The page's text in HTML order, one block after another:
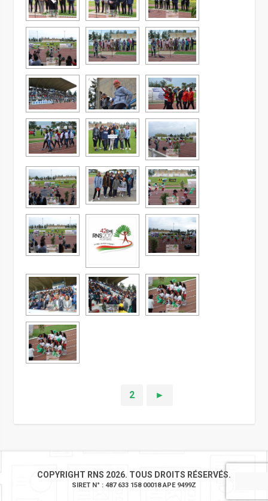
2 ►
COPYRIGHT RNS 2026. TOUS DROITS RÉSERVÉS.
SIRET N° : 487 633 158 00018 APE 9499Z